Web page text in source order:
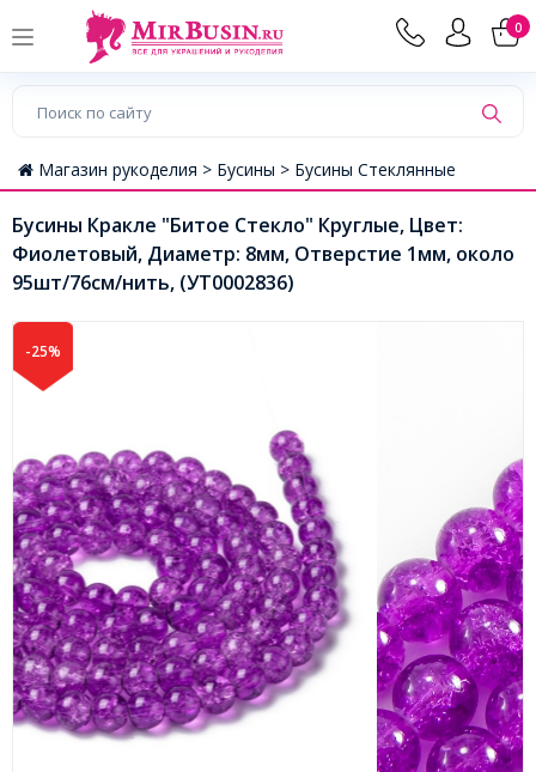
0
Магазин рукоделия > Бусины > Бусины Стеклянные
Бусины Кракле "Битое Стекло" Круглые, Цвет:
Фиолетовый, Диаметр: 8мм, Отверстие 1мм, около
95шт/76см/нить, (УТ0002836)
-25%